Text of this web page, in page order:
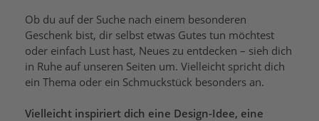
Ob du auf der Suche nach einem besonderen
Geschenk bist, dir selbst etwas Gutes tun möchtest
oder einfach Lust hast, Neues zu entdecken – sieh dich
in Ruhe auf unseren Seiten um. Vielleicht spricht dich
ein Thema oder ein Schmuckstück besonders an.
Vielleicht inspiriert dich eine Design-Idee, eine